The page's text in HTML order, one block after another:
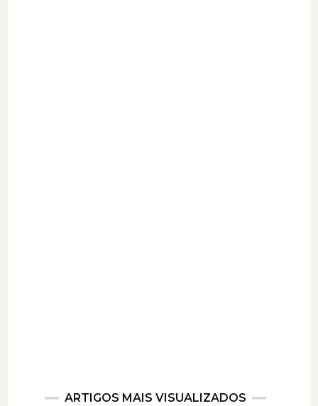
ARTIGOS MAIS VISUALIZADOS